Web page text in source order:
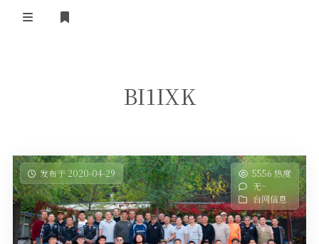
关于黄河
黄河使命
黄河新闻
政策法规
活动竞赛
行业新闻
无线电资料
BA4II
图文教程
器材专区
车载类别
编号申请
BI1IXK
发布于 2020-04-29
5556 热度
无~
台网信息